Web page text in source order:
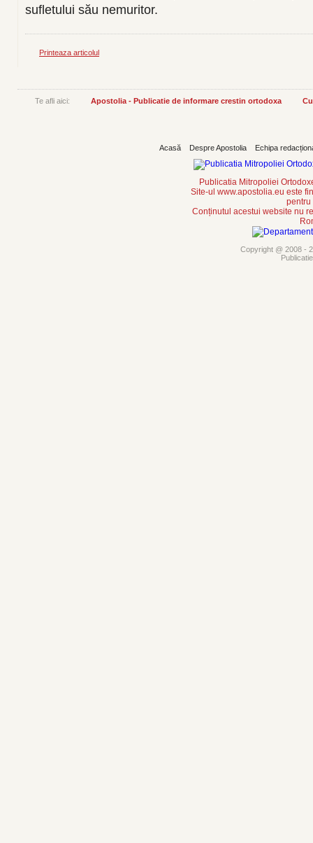
sufletului său nemuritor.
Printeaza articolul
Te afli aici: Apostolia - Publicatie de informare crestin ortodoxa
Acasă Despre Apostolia Echipa
Publicatia Mitropoliei
Site-ul www.apostolia.eu este
pentru
Conținutul acestui website nu
Copyright @ 2008 -